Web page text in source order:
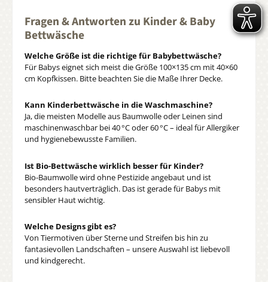
Fragen & Antworten zu Kinder & Baby
Bettwäsche
Welche Größe ist die richtige für Babybettwäsche?
Für Babys eignet sich meist die Größe 100×135 cm mit 40×60
cm Kopfkissen. Bitte beachten Sie die Maße Ihrer Decke.
Kann Kinderbettwäsche in die Waschmaschine?
Ja, die meisten Modelle aus Baumwolle oder Leinen sind
maschinenwaschbar bei 40 °C oder 60 °C – ideal für Allergiker
und hygienebewusste Familien.
Ist Bio-Bettwäsche wirklich besser für Kinder?
Bio-Baumwolle wird ohne Pestizide angebaut und ist
besonders hautverträglich. Das ist gerade für Babys mit
sensibler Haut wichtig.
Welche Designs gibt es?
Von Tiermotiven über Sterne und Streifen bis hin zu
fantasievollen Landschaften – unsere Auswahl ist liebevoll
und kindgerecht.